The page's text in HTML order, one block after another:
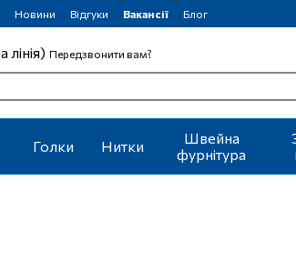
Новини Відгуки Вакансії Блог
Передзвонити вам?
Голки Нитки
Швейна
фурнітура